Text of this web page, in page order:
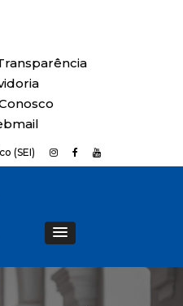
(SEI)